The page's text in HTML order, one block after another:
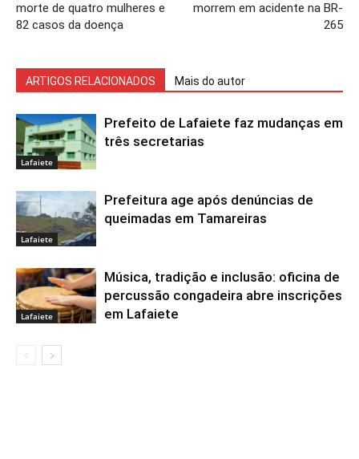
morte de quatro mulheres e
82 casos da doença
morrem em acidente na BR-
265
ARTIGOS RELACIONADOS Mais do autor
Lafaiete
Prefeito de Lafaiete faz mudanças em
três secretarias
Lafaiete
Prefeitura age após denúncias de
queimadas em Tamareiras
Lafaiete
Música, tradição e inclusão: oficina de
percussão congadeira abre inscrições
em Lafaiete